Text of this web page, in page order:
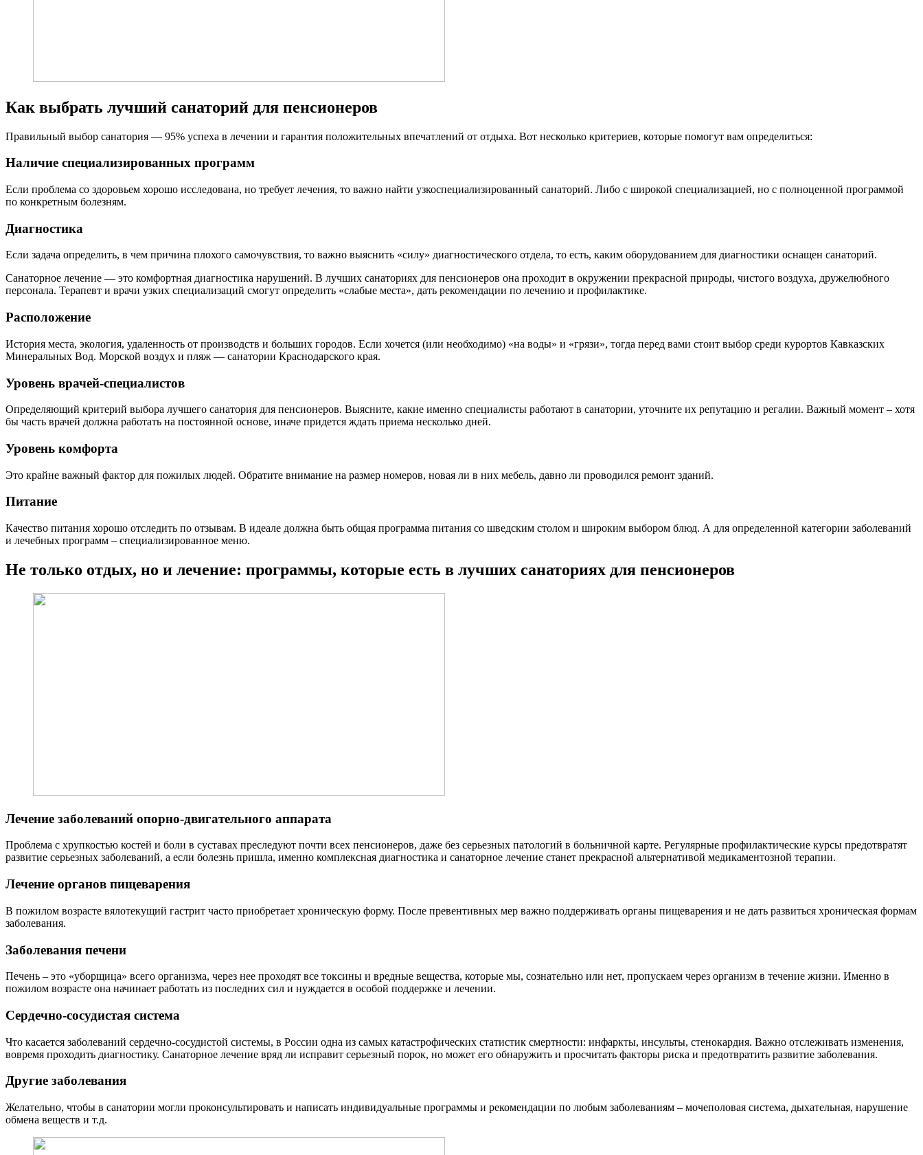
Как выбрать лучший санаторий для пенсионеров
Правильный выбор санатория — 95% успеха в лечении и гарантия положительных впечатлений от отдыха. Вот несколько критериев, которые помогут вам определиться:
Наличие специализированных программ
Если проблема со здоровьем хорошо исследована, но требует лечения, то важно найти узкоспециализированный санаторий. Либо с широкой специализацией, но с полноценной программой
по конкретным болезням.
Диагностика
Если задача определить, в чем причина плохого самочувствия, то важно выяснить «силу» диагностического отдела, то есть, каким оборудованием для диагностики оснащен санаторий.
Санаторное лечение — это комфортная диагностика нарушений. В лучших санаториях для пенсионеров она проходит в окружении прекрасной природы, чистого воздуха, дружелюбного
персонала. Терапевт и врачи узких специализаций смогут определить «слабые места», дать рекомендации по лечению и профилактике.
Расположение
История места, экология, удаленность от производств и больших городов. Если хочется (или необходимо) «на воды» и «грязи», тогда перед вами стоит выбор среди курортов Кавказских
Минеральных Вод. Морской воздух и пляж — санатории Краснодарского края.
Уровень врачей-специалистов
Определяющий критерий выбора лучшего санатория для пенсионеров. Выясните, какие именно специалисты работают в санатории, уточните их репутацию и регалии. Важный момент – хотя
бы часть врачей должна работать на постоянной основе, иначе придется ждать приема несколько дней.
Уровень комфорта
Это крайне важный фактор для пожилых людей. Обратите внимание на размер номеров, новая ли в них мебель, давно ли проводился ремонт зданий.
Питание
Качество питания хорошо отследить по отзывам. В идеале должна быть общая программа питания со шведским столом и широким выбором блюд. А для определенной категории заболеваний
и лечебных программ – специализированное меню.
Не только отдых, но и лечение: программы, которые есть в лучших санаториях для пенсионеров
Лечение заболеваний опорно-двигательного аппарата
Проблема с хрупкостью костей и боли в суставах преследуют почти всех пенсионеров, даже без серьезных патологий в больничной карте. Регулярные профилактические курсы предотвратят
развитие серьезных заболеваний, а если болезнь пришла, именно комплексная диагностика и санаторное лечение станет прекрасной альтернативой медикаментозной терапии.
Лечение органов пищеварения
В пожилом возрасте вялотекущий гастрит часто приобретает хроническую форму. После превентивных мер важно поддерживать органы пищеварения и не дать развиться хроническая формам
заболевания.
Заболевания печени
Печень – это «уборщица» всего организма, через нее проходят все токсины и вредные вещества, которые мы, сознательно или нет, пропускаем через организм в течение жизни. Именно в
пожилом возрасте она начинает работать из последних сил и нуждается в особой поддержке и лечении.
Сердечно-сосудистая система
Что касается заболеваний сердечно-сосудистой системы, в России одна из самых катастрофических статистик смертности: инфаркты, инсульты, стенокардия. Важно отслеживать изменения,
вовремя проходить диагностику. Санаторное лечение вряд ли исправит серьезный порок, но может его обнаружить и просчитать факторы риска и предотвратить развитие заболевания.
Другие заболевания
Желательно, чтобы в санатории могли проконсультировать и написать индивидуальные программы и рекомендации по любым заболеваниям – мочеполовая система, дыхательная, нарушение
обмена веществ и т.д.